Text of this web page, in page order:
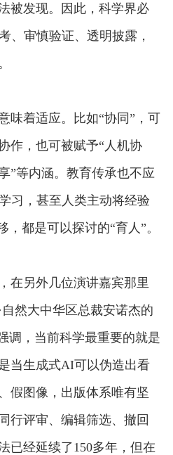
被发现。因此，科学界必
、审慎验证、透明披露，
着适应。比如“协同”，可
作，也可被赋予“人机协
”等内涵。教育传承也不应
习，甚至人类主动将经验
，都是可以探讨的“育人”。
另外几位演讲嘉宾那里
然大中华区总裁安诺杰的
调，当前科学最重要的就是
当生成式AI可以伪造出看
假图像，出版体系唯有坚
评审、编辑筛选、撤回
已经延续了150多年，但在